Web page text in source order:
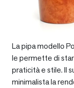
La pipa modello
le permette di
praticità e stile. Il
minimalista la